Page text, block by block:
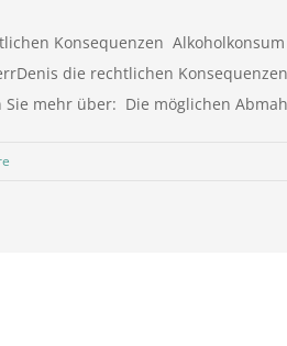
Konsequenzen
die rechtlichen
mehr über: Die möglichen